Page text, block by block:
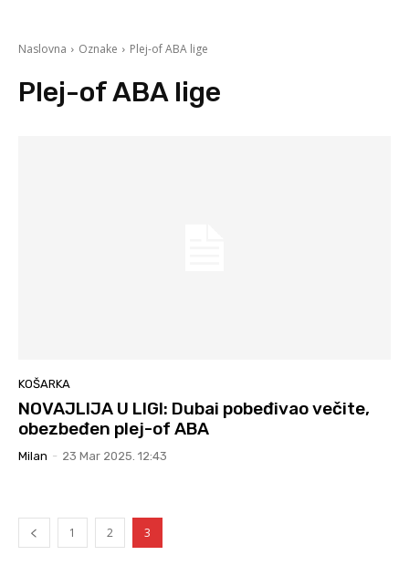
Naslovna Oznake Plej-of ABA lige
Plej-of ABA lige
KOŠARKA
NOVAJLIJA U LIGI: Dubai pobeđivao večite,
obezbeđen plej-of ABA
Milan - 23 Mar 2025. 12:43
1 2 3